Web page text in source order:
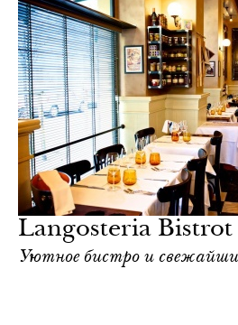
Langosteria Bistrot
Уютное бистро и